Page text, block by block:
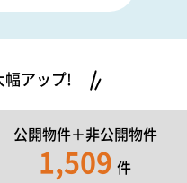
アップ!
公開物件＋非公開物件
1,509 件